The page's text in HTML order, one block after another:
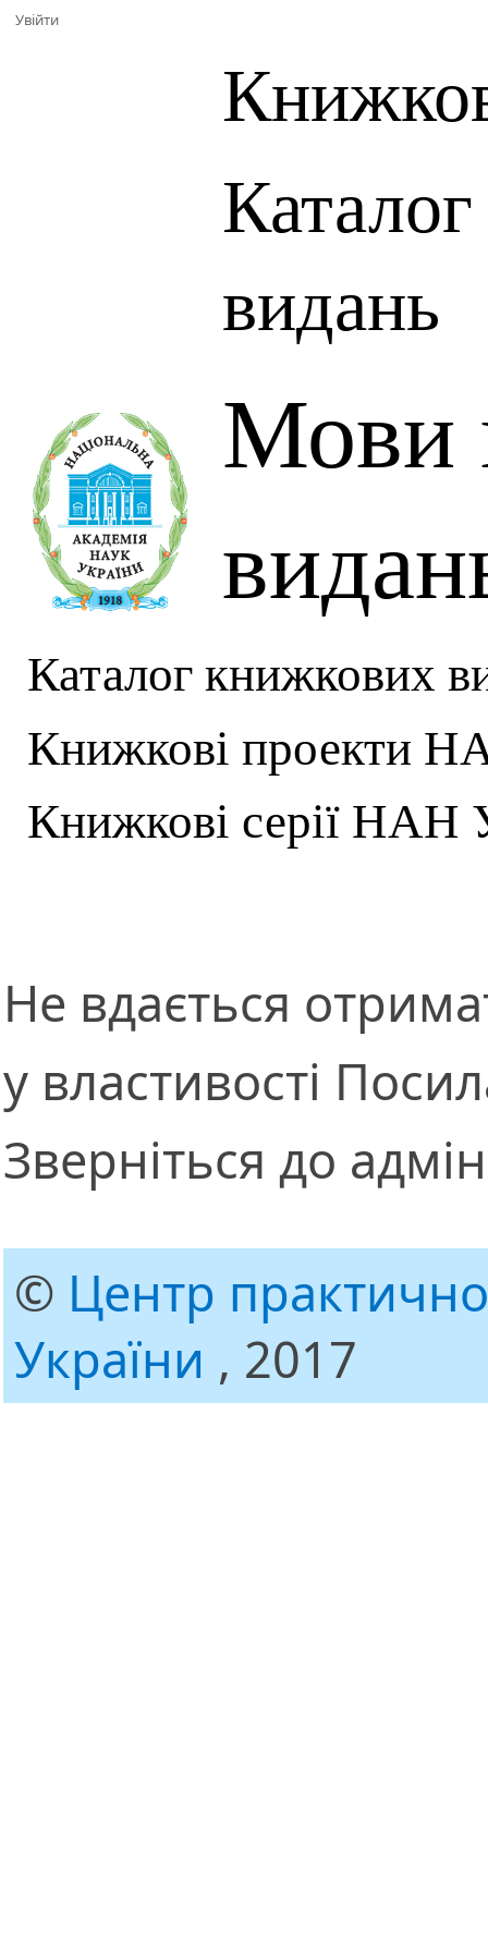
Увійти
видань
Мови
Каталог книжкових
Книжкові проекти
Книжкові серії НАН
Не вдається
у властивості
Зверніться до
© Центр
України , 2017